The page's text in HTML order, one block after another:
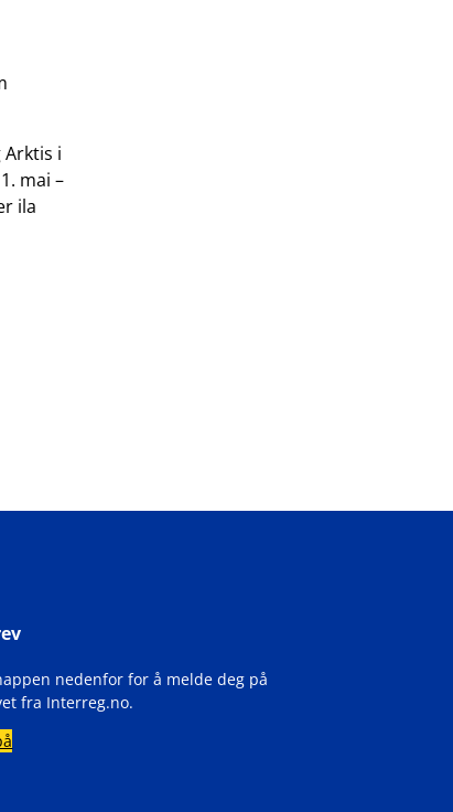
i
mai –
ila
nedenfor for å melde deg på
fra Interreg.no.